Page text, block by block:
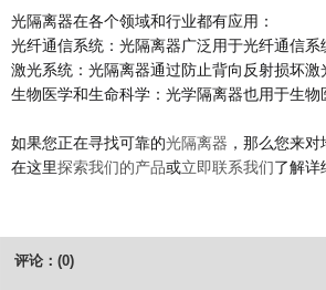
光隔离器在各个领域和行业都有应用：
光纤通信系统：光隔离器广泛用于光纤通信
激光系统：光隔离器通过防止背向反射损坏
生物医学和生命科学：光学隔离器也用于生
如果您正在寻找可靠的光隔离器 ，那么您来
在这里探索我们的产品或立即联系我们了解详
评论：(0)